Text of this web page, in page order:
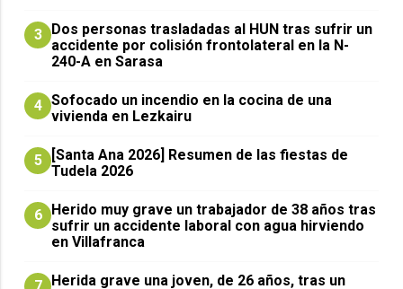
3 ​Dos personas trasladadas al HUN tras sufrir un
accidente por colisión frontolateral en la N-
240-A en Sarasa
4 Sofocado un incendio en la cocina de una
vivienda en Lezkairu
5
[Santa Ana 2026] Resumen de las fiestas de
Tudela 2026
6 Herido muy grave un trabajador de 38 años tras
sufrir un accidente laboral con agua hirviendo
en Villafranca
7 Herida grave una joven, de 26 años, tras un